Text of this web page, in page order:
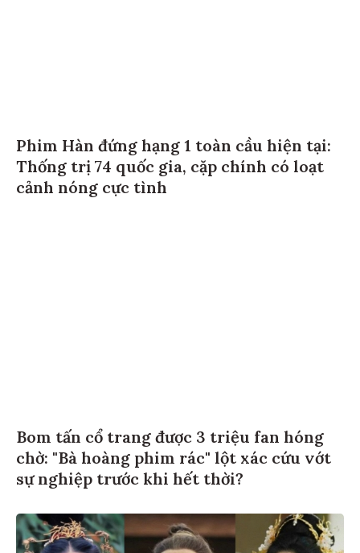
Phim Hàn đứng hạng 1 toàn cầu hiện tại:
Thống trị 74 quốc gia, cặp chính có loạt
cảnh nóng cực tình
Bom tấn cổ trang được 3 triệu fan hóng
chờ: "Bà hoàng phim rác" lột xác cứu vớt
sự nghiệp trước khi hết thời?